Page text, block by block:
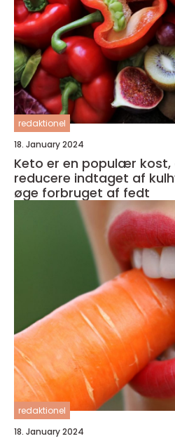
redaktionel
18. January 2024
Keto er en populær
reducere indtaget af
øge forbruget af fedt
redaktionel
18. January 2024